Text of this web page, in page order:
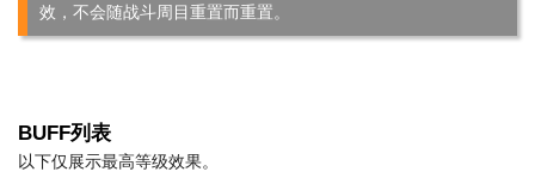
效，不会随战斗周目重置而重置。
BUFF列表
以下仅展示最高等级效果。